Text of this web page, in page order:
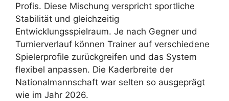
Profis. Diese Mischung verspricht sportliche
Stabilität und gleichzeitig
Entwicklungsspielraum. Je nach Gegner und
Turnierverlauf können Trainer auf verschiedene
Spielerprofile zurückgreifen und das System
flexibel anpassen. Die Kaderbreite der
Nationalmannschaft war selten so ausgeprägt
wie im Jahr 2026.